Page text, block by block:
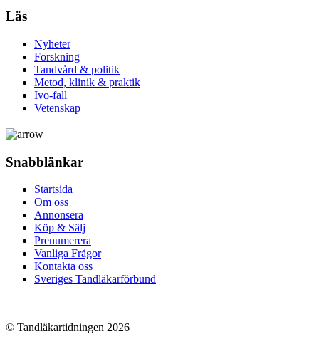
Val 2026
Läs
Nyheter
Forskning
Tandvård & politik
Metod, klinik & praktik
Ivo-fall
Vetenskap
Snabblänkar
Startsida
Om oss
Annonsera
Köp & Sälj
Prenumerera
Vanliga Frågor
Kontakta oss
Sveriges Tandläkarförbund
© Tandläkartidningen 2026